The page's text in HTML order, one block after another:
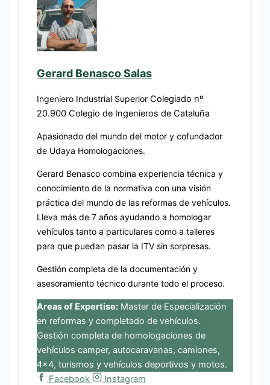
Gerard Benasco Salas
Ingeniero Industrial Superior Colegiado nº
20.900 Colegio de Ingenieros de Cataluña
Apasionado del mundo del motor y cofundador
de Udaya Homologaciones.
Gerard Benasco combina experiencia técnica y
conocimiento de la normativa con una visión
práctica del mundo de las reformas de vehículos.
Lleva más de 7 años ayudando a homologar
vehículos tanto a particulares como a talleres
para que puedan pasar la ITV sin sorpresas.
Gestión completa de la documentación y
asesoramiento técnico durante todo el proceso.
Areas of Expertise: Master de Especialización
en reformas y completado de vehículos.
Gestión completa de homologaciones de
vehículos camper, autocaravanas, camiones,
4x4, turismos y vehículos deportivos y motos.
Facebook
Instagram